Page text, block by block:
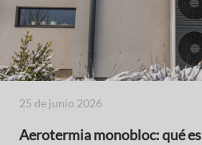
25 de junio 2026
Aerotermia monobloc: qué